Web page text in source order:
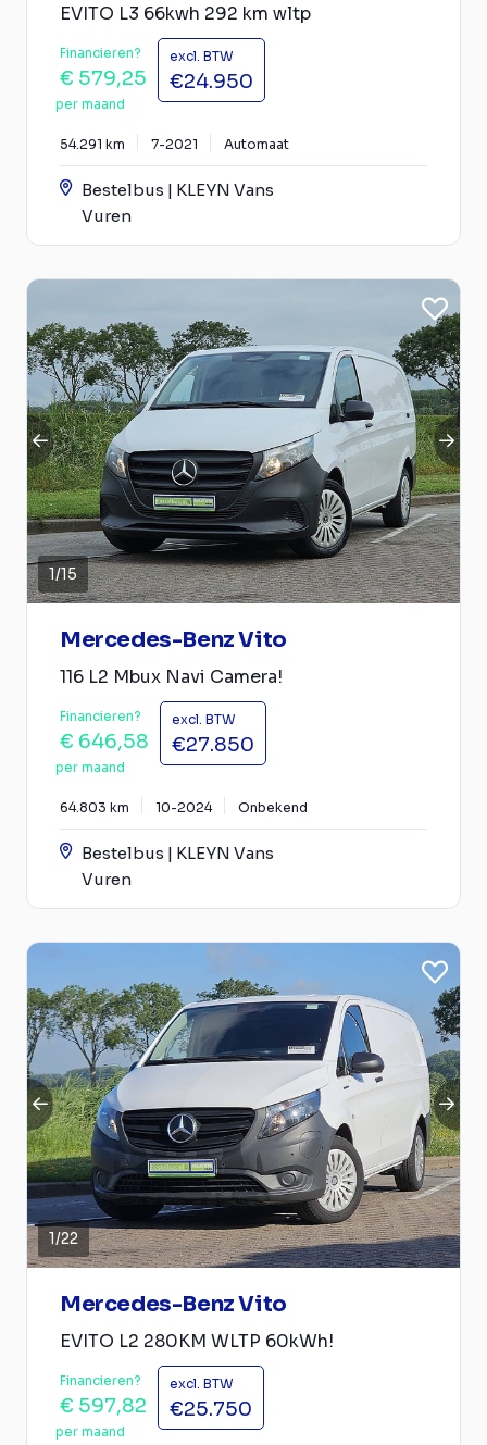
EVITO L3 66kwh 292 km wltp
Financieren?
€ 579,25
per maand
excl. BTW
€24.950
54.291 km 7-2021 Automaat
Bestelbus | KLEYN Vans
Vuren
1/15
Mercedes-Benz Vito
116 L2 Mbux Navi Camera!
Financieren?
€ 646,58
per maand
excl. BTW
€27.850
64.803 km 10-2024 Onbekend
Bestelbus | KLEYN Vans
Vuren
1/22
Mercedes-Benz Vito
EVITO L2 280KM WLTP 60kWh!
Financieren?
€ 597,82
per maand
excl. BTW
€25.750